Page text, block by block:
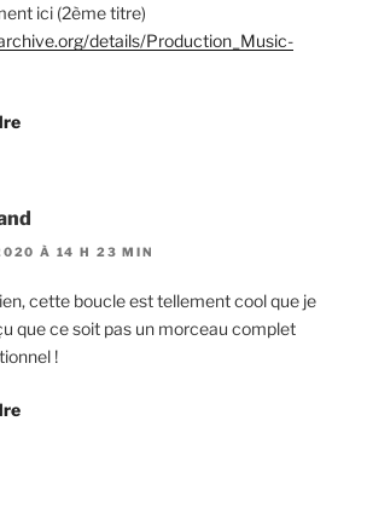
ici (2ème titre)
details/Production_Music-
À 14 H 23 MIN
cette boucle est tellement cool que je
que ce soit pas un morceau complet
!